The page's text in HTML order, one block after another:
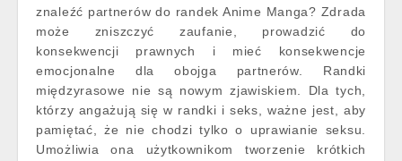
znaleźć partnerów do randek Anime Manga? Zdrada
może zniszczyć zaufanie, prowadzić do
konsekwencji prawnych i mieć konsekwencje
emocjonalne dla obojga partnerów. Randki
międzyrasowe nie są nowym zjawiskiem. Dla tych,
którzy angażują się w randki i seks, ważne jest, aby
pamiętać, że nie chodzi tylko o uprawianie seksu.
Umożliwia ona użytkownikom tworzenie krótkich